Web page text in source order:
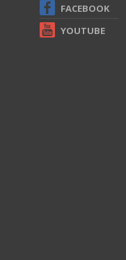
FACEBOOK
YOUTUBE